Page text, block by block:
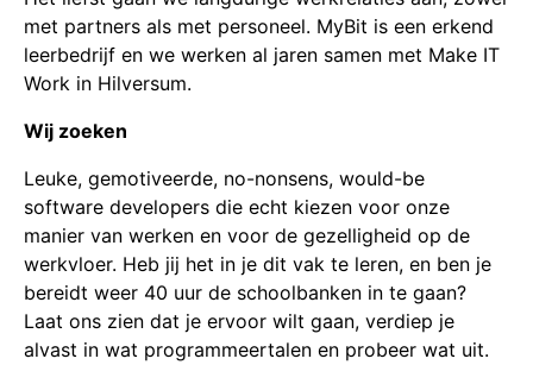
met partners als met personeel. MyBit is een erkend
leerbedrijf en we werken al jaren samen met Make IT
Work in Hilversum.
Wij zoeken
Leuke, gemotiveerde, no-nonsens, would-be
software developers die echt kiezen voor onze
manier van werken en voor de gezelligheid op de
werkvloer. Heb jij het in je dit vak te leren, en ben je
bereidt weer 40 uur de schoolbanken in te gaan?
Laat ons zien dat je ervoor wilt gaan, verdiep je
alvast in wat programmeertalen en probeer wat uit.